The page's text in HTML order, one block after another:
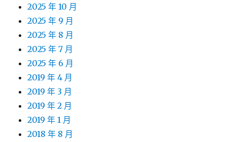
2025 年 10 月
2025 年 9 月
2025 年 8 月
2025 年 7 月
2025 年 6 月
2019 年 4 月
2019 年 3 月
2019 年 2 月
2019 年 1 月
2018 年 8 月